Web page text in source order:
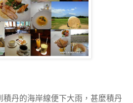
丹的海岸線便下大雨，甚麼積丹